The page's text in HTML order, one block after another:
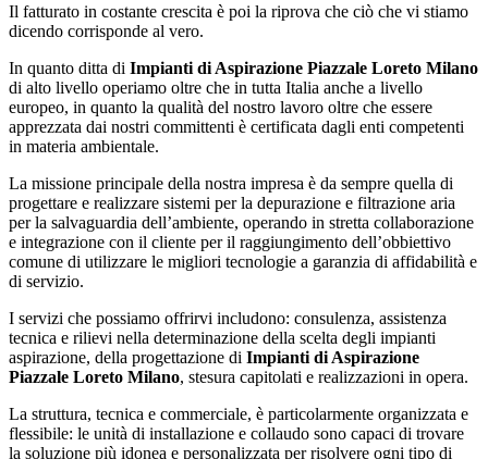
Il fatturato in costante crescita è poi la riprova che ciò che vi stiamo
dicendo corrisponde al vero.
In quanto ditta di Impianti di Aspirazione Piazzale Loreto Milano
di alto livello operiamo oltre che in tutta Italia anche a livello
europeo, in quanto la qualità del nostro lavoro oltre che essere
apprezzata dai nostri committenti è certificata dagli enti competenti
in materia ambientale.
La missione principale della nostra impresa è da sempre quella di
progettare e realizzare sistemi per la depurazione e filtrazione aria
per la salvaguardia dell’ambiente, operando in stretta collaborazione
e integrazione con il cliente per il raggiungimento dell’obbiettivo
comune di utilizzare le migliori tecnologie a garanzia di affidabilità e
di servizio.
I servizi che possiamo offrirvi includono: consulenza, assistenza
tecnica e rilievi nella determinazione della scelta degli impianti
aspirazione, della progettazione di Impianti di Aspirazione
Piazzale Loreto Milano, stesura capitolati e realizzazioni in opera.
La struttura, tecnica e commerciale, è particolarmente organizzata e
flessibile: le unità di installazione e collaudo sono capaci di trovare
la soluzione più idonea e personalizzata per risolvere ogni tipo di